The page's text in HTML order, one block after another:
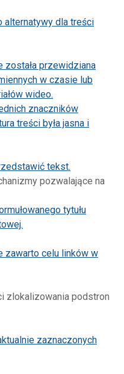
alternatywy dla treści
została przewidziana
w czasie lub
wideo.
znaczników
treści była jasna i
tekst.
pozwalające na
tytułu
zawarto celu linków w
zlokalizowania podstron
zaznaczonych